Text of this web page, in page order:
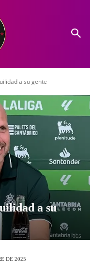
a su gente
a su
DE 2025